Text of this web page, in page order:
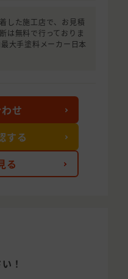
した施工店で、お見積
は無料で行っておりま
大手塗料メーカー日本
る
せ
する
！